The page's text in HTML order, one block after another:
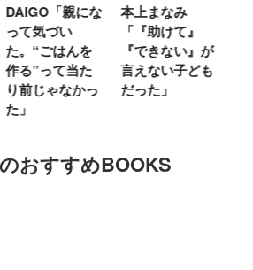
DAIGO「親にな
って気づい
た。“ごはんを
作る”って当た
り前じゃなかっ
た」
本上まなみ
「『助けて』
『できない』が
言えない子ども
だった」
おすすめBOOKS